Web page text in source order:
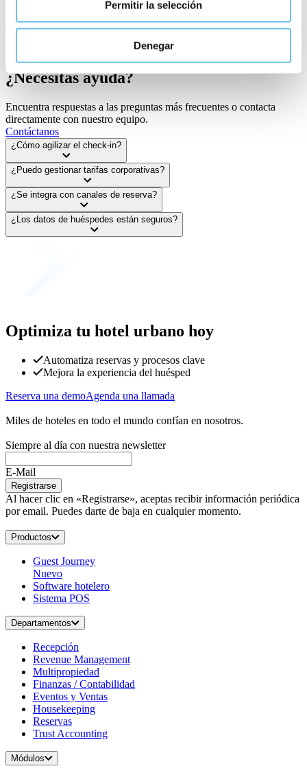
Permitir la selección
Denegar
Ver las integraciones
¿Necesitas ayuda?
Encuentra respuestas a las preguntas más frecuentes o contacta
directamente con nuestro equipo.
Contáctanos
¿Cómo agilizar el check-in?
¿Puedo gestionar tarifas corporativas?
¿Se integra con canales de reserva?
¿Los datos de huéspedes están seguros?
Optimiza tu hotel urbano hoy
Automatiza reservas y procesos clave
Mejora la experiencia del huésped
Reserva una demoAgenda una llamada
Miles de hoteles en todo el mundo confían en nosotros.
Siempre al día con nuestra newsletter
E-Mail
Registrarse
Al hacer clic en «Registrarse», aceptas recibir información periódica
por email. Puedes darte de baja en cualquier momento.
Productos
Guest Journey
Nuevo
Software hotelero
Sistema POS
Departamentos
Recepción
Revenue Management
Multipropiedad
Finanzas / Contabilidad
Eventos y Ventas
Housekeeping
Reservas
Trust Accounting
Módulos